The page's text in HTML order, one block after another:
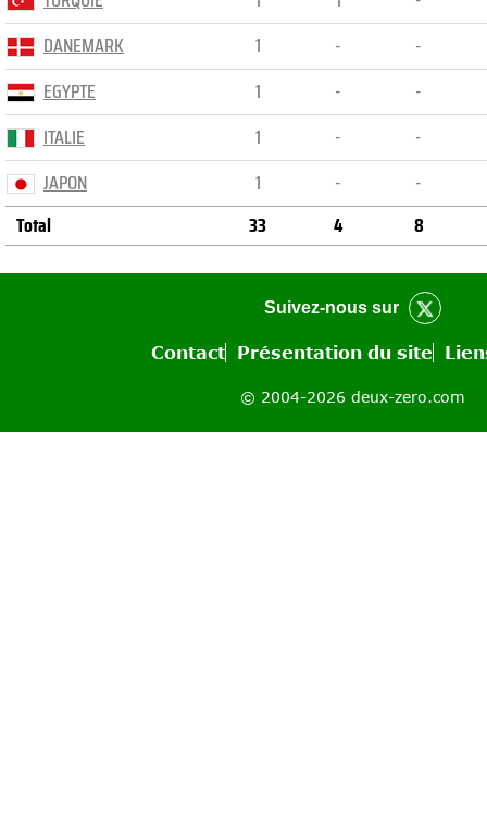
DANEMARK
EGYPTE
ITALIE
JAPON
Total
1
-
-
1
-
-
1
-
-
1
-
-
33
4 8
Suivez-nous sur
Contact Présentation du site
© 2004-2026 deux-zero.com